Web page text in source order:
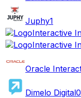
Juphy1
Interactive
Interactive
Oracle
Dimelo Digital0